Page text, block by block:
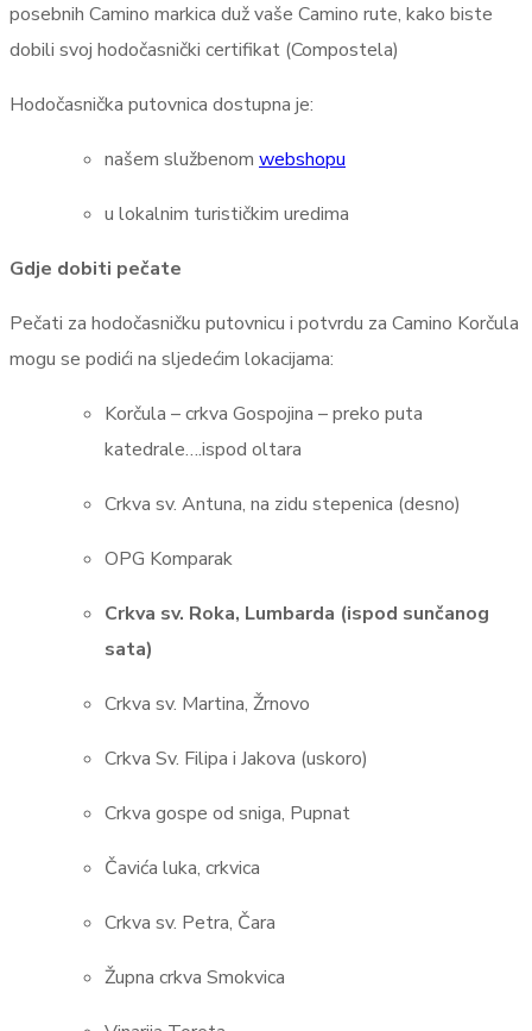
posebnih Camino markica duž vaše Camino rute, kako biste
dobili svoj hodočasnički certifikat (Compostela)
Hodočasnička putovnica dostupna je:
našem službenom webshopu
u lokalnim turističkim uredima
Gdje dobiti pečate
Pečati za hodočasničku putovnicu i potvrdu za Camino Korčula
mogu se podići na sljedećim lokacijama:
Korčula – crkva Gospojina – preko puta
katedrale….ispod oltara
Crkva sv. Antuna, na zidu stepenica (desno)
OPG Komparak
Crkva sv. Roka, Lumbarda (ispod sunčanog
sata)
Crkva sv. Martina, Žrnovo
Crkva Sv. Filipa i Jakova (uskoro)
Crkva gospe od sniga, Pupnat
Čavića luka, crkvica
Crkva sv. Petra, Čara
Župna crkva Smokvica